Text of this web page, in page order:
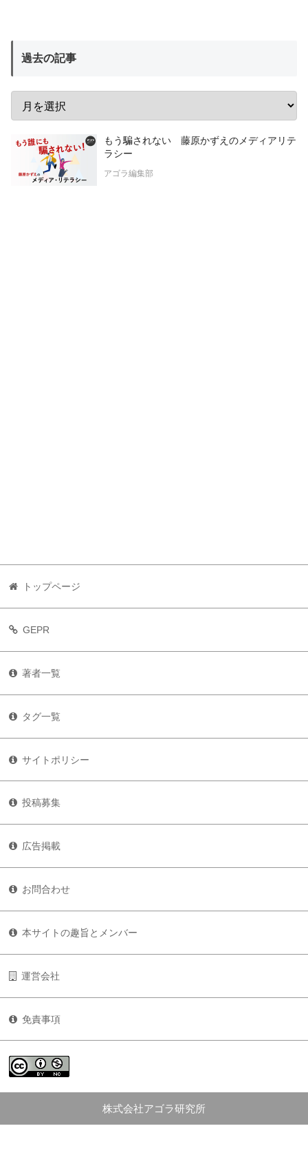
過去の記事
もう騙されない 藤原かずえのメディアリテ
ラシー
アゴラ編集部
トップページ
GEPR
著者一覧
タグ一覧
サイトポリシー
投稿募集
広告掲載
お問合わせ
本サイトの趣旨とメンバー
運営会社
免責事項
株式会社アゴラ研究所